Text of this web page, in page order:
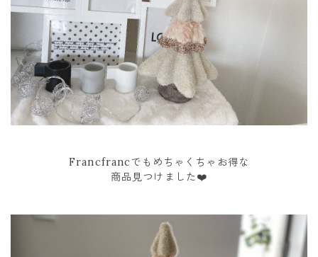
Francfrancでもめちゃくちゃお得な
商品見つけました❤️